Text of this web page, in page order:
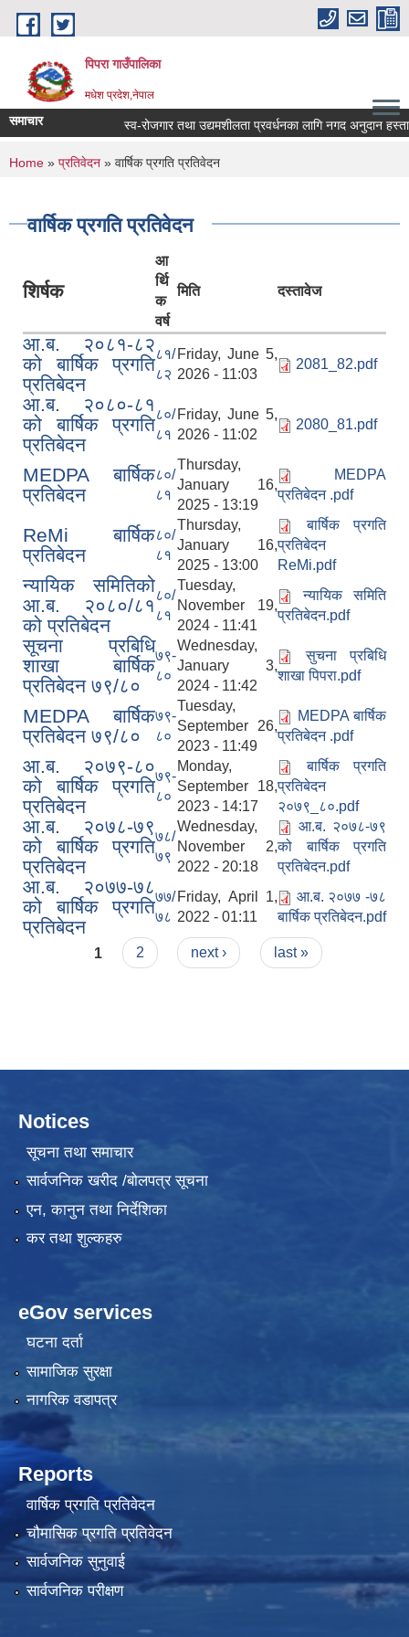
Skip to main content
पिपरा गाउँपालिका
मधेश प्रदेश,नेपाल
समाचार स्व-रोजगार तथा उद्यमशीलता प्रवर्धनका लागि नगद अनुदान
You are here
Home » प्रतिवेदन » वार्षिक प्रगति प्रतिवेदन
वार्षिक प्रगति प्रतिवेदन
शिर्षक
आ
र्थि
क
वर्ष
मिति दस्तावेज
आ.ब. २०८१-८२
को बार्षिक प्रगति
प्रतिबेदन
८१/
८२
Friday, June 5,
2026 - 11:03
2081_82.pdf
आ.ब. २०८०-८१
को बार्षिक प्रगति
प्रतिबेदन
८०/
८१
Friday, June 5,
2026 - 11:02
2080_81.pdf
MEDPA बार्षिक
प्रतिबेदन
८०/
८१
Thursday,
January 16,
2025 - 13:19
MEDPA
प्रतिबेदन .pdf
ReMi बार्षिक
प्रतिबेदन
८०/
८१
Thursday,
January 16,
2025 - 13:00
बार्षिक प्रगति
प्रतिबेदन
ReMi.pdf
न्यायिक समितिको
आ.ब. २०८०/८१
को प्रतिबेदन
८०/
८१
Tuesday,
November 19,
2024 - 11:41
न्यायिक समिति
प्रतिबेदन.pdf
सूचना प्रबिधि
शाखा बार्षिक
प्रतिबेदन ७९/८०
७९-
८०
Wednesday,
January 3,
2024 - 11:42
सुचना प्रबिधि
शाखा पिपरा.pdf
MEDPA बार्षिक
प्रतिबेदन ७९/८०
७९-
८०
Tuesday,
September 26,
2023 - 11:49
MEDPA बार्षिक
प्रतिबेदन .pdf
आ.ब. २०७९-८०
को बार्षिक प्रगति
प्रतिबेदन
७९-
८०
Monday,
September 18,
2023 - 14:17
बार्षिक प्रगति
प्रतिबेदन
२०७९_८०.pdf
आ.ब. २०७८-७९
को बार्षिक प्रगति
प्रतिबेदन
७८/
७९
Wednesday,
November 2,
2022 - 20:18
आ.ब. २०७८-७९
को बार्षिक प्रगति
प्रतिबेदन.pdf
आ.ब. २०७७-७८
को बार्षिक प्रगति
प्रतिबेदन
७७/
७८
Friday, April 1,
2022 - 01:11
आ.ब. २०७७ -७८
बार्षिक प्रतिबेदन.pdf
Pages
1 2 next › last »
Notices
सूचना तथा समाचार
सार्वजनिक खरीद /बोलपत्र सूचना
एन, कानुन तथा निर्देशिका
कर तथा शुल्कहरु
eGov services
घटना दर्ता
सामाजिक सुरक्षा
नागरिक वडापत्र
Reports
वार्षिक प्रगति प्रतिवेदन
चौमासिक प्रगति प्रतिवेदन
सार्वजनिक सुनुवाई
सार्वजनिक परीक्षण